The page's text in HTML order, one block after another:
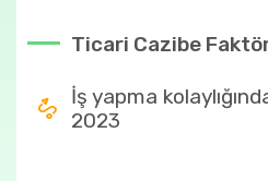
Avusturya
Ülkenin en fazla
Ticari Cazibe
İş yapma
2023